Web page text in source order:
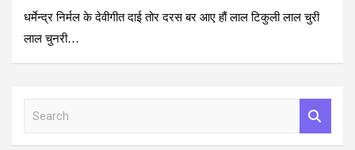
धर्मेन्द्र निर्मल के देवीगीत दाई तोर दरस बर आए हौं लाल टिकुली लाल चुरी
लाल चुनरी…